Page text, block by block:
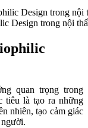
Design trong nội
quan trọng trong
tiêu là tạo ra những
nhiên, tạo cảm giác